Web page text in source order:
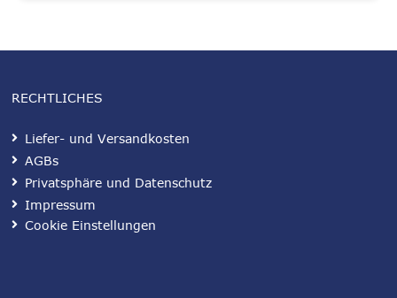
RECHTLICHES
Liefer- und Versandkosten
AGBs
Privatsphäre und Datenschutz
Impressum
Cookie Einstellungen